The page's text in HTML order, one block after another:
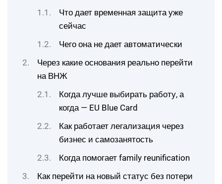
Что дает временная защита уже
сейчас
Чего она не дает автоматически
Через какие основания реально перейти
на ВНЖ
Когда лучше выбирать работу, а
когда — EU Blue Card
Как работает легализация через
бизнес и самозанятость
Когда помогает family reunification
Как перейти на новый статус без потери